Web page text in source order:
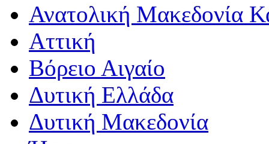
Ανατολική Μακεδονία
Αττική
Βόρειο Αιγαίο
Δυτική Ελλάδα
Δυτική Μακεδονία